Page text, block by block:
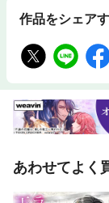
作品をシェア
あわせてよく